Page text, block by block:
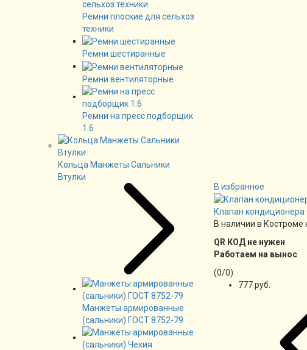
Ремни плоские для сельхоз
техники
Ремни шестиранные
Ремни вентиляторные
Ремни на пресс подборщик
1.6
Кольца Манжеты Сальники
Втулки
Манжеты армированные
(сальники) ГОСТ 8752-79
В избранное
Клапан
В наличии в
QR КОД не нужен
Работаем на вынос
(0/0)
777 руб.